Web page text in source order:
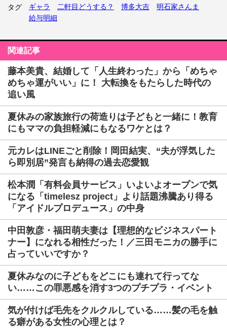
タグ ギャラ 二軒目どうする？ 博多大吉
明石家さんま
給与明細
関連記事
藤本美貴、結婚して「人生終わった」から「めちゃ
めちゃ運がいい」に！ 大転換をもたらした時代の
追い風
夏休みの家族旅行の荷造りは子どもと一緒に！教育
にもママの負担軽減にもなるワケとは？
元カレはLINEごと削除！岡田結実、“夫が浮気した
ら即別居”発言も納得の過去恋愛観
松本潤「有料会員サービス」いよいよオープンで気
になる「timelesz project」より話題沸騰あり得る
「アイドルプロデュース」の中身
中田敦彦・福田萌夫妻は【理想的なビジネスパート
ナー】になれる相性だった！／三田モニカの勝手に
占っていいですか？
夏休みなのに子どもをどこにも連れて行ってな
い……この罪悪感を消す3つのプチプラ・イベント
気が付けば毛先をクルクルしている……髪の毛を触
る癖がある女性の心理とは？